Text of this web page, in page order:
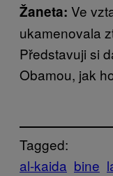
Žaneta: Ve
ukamenovala
Představuji si
Obamou, jak
Tagged:
al-kaida bine